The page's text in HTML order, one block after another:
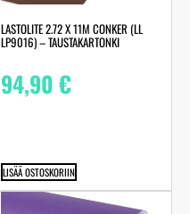
LASTOLITE 2.72 X 11M CONKER (LL
LP9016) – TAUSTAKARTONKI
94,90€
LISÄÄ OSTOSKORIIN